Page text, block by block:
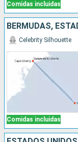
Comidas incluidas
BERMUDAS,
Comidas incluidas
Celebrity Silhouette